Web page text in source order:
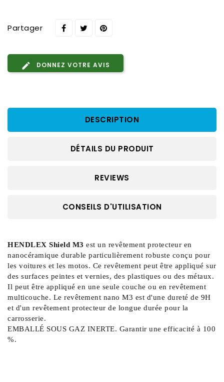
Partager
DONNEZ VOTRE AVIS
DESCRIPTION
DÉTAILS DU PRODUIT
REVIEWS
CONSEILS D'UTILISATION
HENDLEX Shield M3 est un revêtement protecteur en
nanocéramique durable particulièrement robuste conçu pour
les voitures et les motos. Ce revêtement peut être appliqué sur
des surfaces peintes et vernies, des plastiques ou des métaux.
Il peut être appliqué en une seule couche ou en revêtement
multicouche. Le revêtement nano M3 est d'une dureté de 9H
et d'un revêtement protecteur de longue durée pour la
carrosserie.
EMBALLÉ SOUS GAZ INERTE. Garantir une efficacité à 100
%.